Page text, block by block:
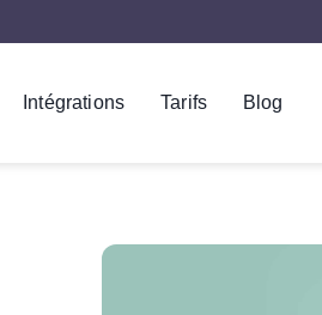
Intégrations Tarifs Blog